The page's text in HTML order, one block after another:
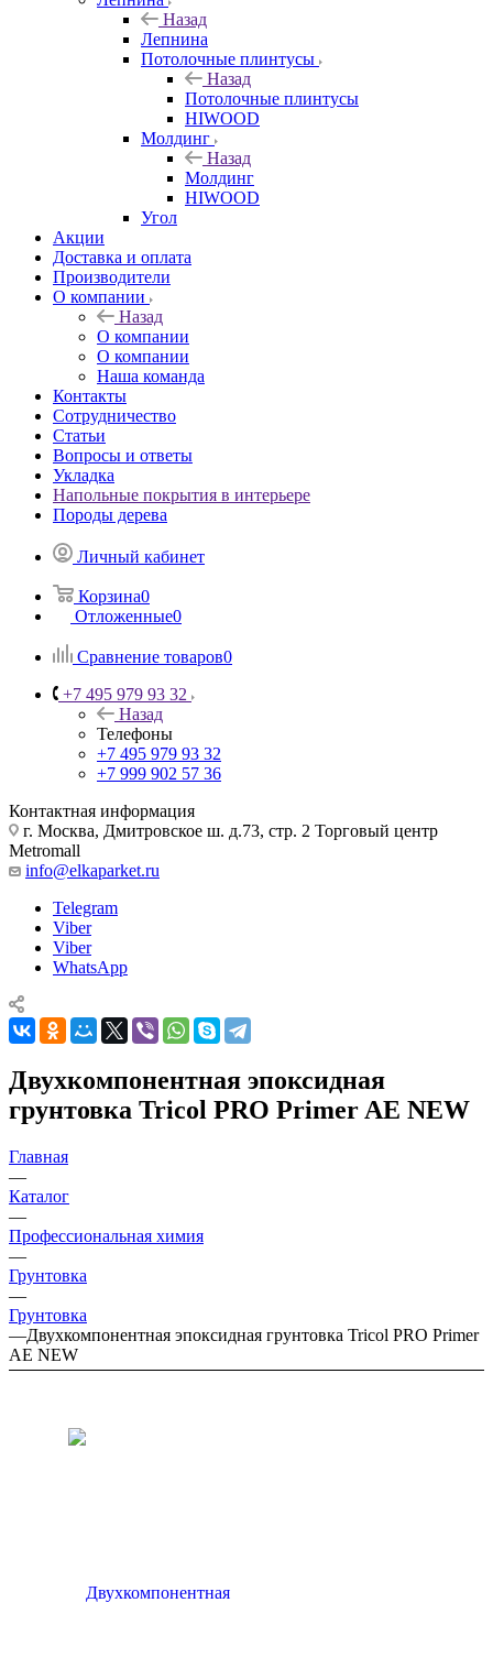
Назад
Лепнина
Потолочные плинтусы
Назад
Потолочные плинтусы
HIWOOD
Молдинг
Назад
Молдинг
HIWOOD
Угол
Акции
Доставка и оплата
Производители
О компании
Назад
О компании
О компании
Наша команда
Контакты
Сотрудничество
Статьи
Вопросы и ответы
Укладка
Напольные покрытия в интерьере
Породы дерева
Личный кабинет
Корзина0
Отложенные0
Сравнение товаров0
+7 495 979 93 32
Назад
Телефоны
+7 495 979 93 32
+7 999 902 57 36
Контактная информация
г. Москва, Дмитровское ш. д.73, стр. 2 Торговый центр
Metromall
info@elkaparket.ru
Telegram
Viber
Viber
WhatsApp
Двухкомпонентная эпоксидная
грунтовка Tricol PRO Primer AE NEW
Главная
—
Каталог
—
Профессиональная химия
—
Грунтовка
—
Грунтовка
—Двухкомпонентная эпоксидная грунтовка Tricol PRO Primer
AE NEW